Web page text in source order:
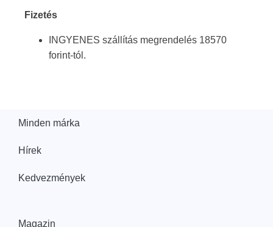
Fizetés
INGYENES szállítás megrendelés 18570
forint-tól.
Minden márka
Hírek
Kedvezmények
Magazin